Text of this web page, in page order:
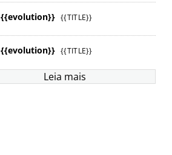
{{evolution}} {{TITLE}}
{{evolution}} {{TITLE}}
Leia mais